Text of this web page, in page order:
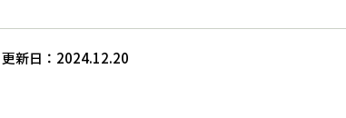
更新日：2024.12.20